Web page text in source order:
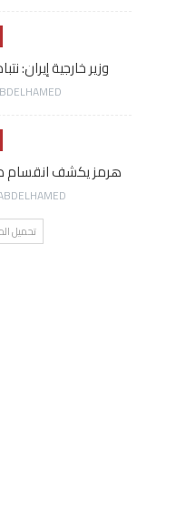
وزير خارجية إيران:
هرمز يكشف انقسام
تحميل